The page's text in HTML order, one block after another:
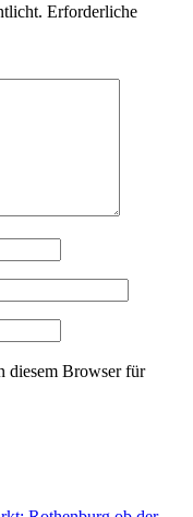
Erforderliche
diesem Browser für